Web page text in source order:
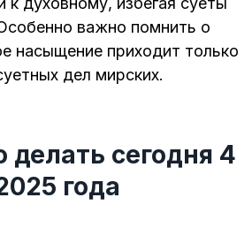
важно помнить о
насыщение приходит только
дел мирских.
сегодня 4
года